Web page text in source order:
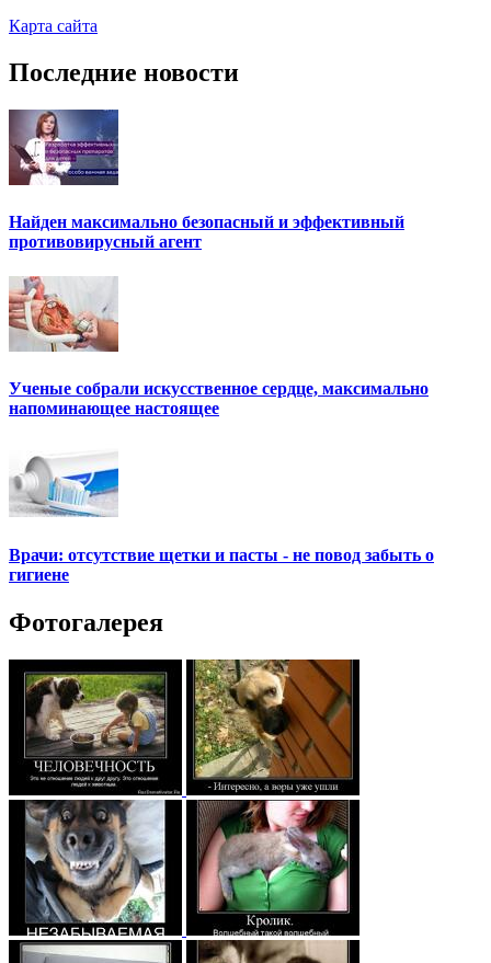
Карта сайта
Последние новости
Найден максимально безопасный и эффективный
противовирусный агент
Ученые собрали искусственное сердце, максимально
напоминающее настоящее
Врачи: отсутствие щетки и пасты - не повод забыть о
гигиене
Фотогалерея